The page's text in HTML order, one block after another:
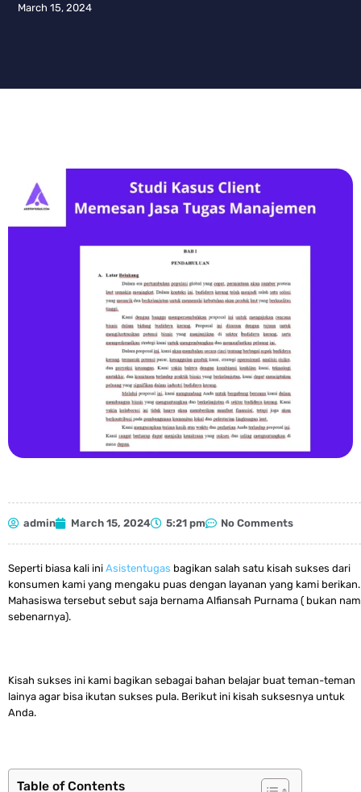
March 15, 2024
admin March 15, 2024 5:21 pm No Comments
Seperti biasa kali ini Asistentugas bagikan salah satu kisah sukses dari
konsumen kami yang mengaku puas dengan layanan yang kami berikan.
Mahasiswa tersebut sebut saja bernama Alfiansah Purnama ( bukan
sebenarnya).
Kisah sukses ini kami bagikan sebagai bahan belajar buat teman-teman
lainya agar bisa ikutan sukses pula. Berikut ini kisah suksesnya untuk
Anda.
Table of Contents